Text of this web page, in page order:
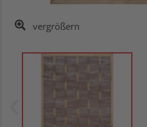
vergrößern